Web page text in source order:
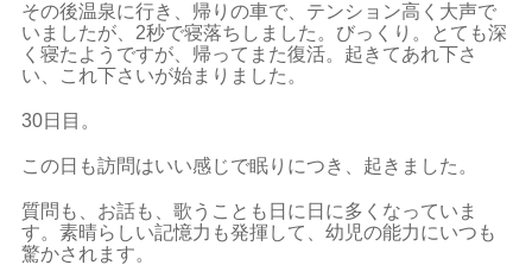
その後温泉に行き、帰りの車で、テンション高く大声で
いましたが、2秒で寝落ちしました。びっくり。とても深
く寝たようですが、帰ってまた復活。起きてあれ下さ
い、これ下さいが始まりました。
30日目。
この日も訪問はいい感じで眠りにつき、起きました。
質問も、お話も、歌うことも日に日に多くなっていま
す。素晴らしい記憶力も発揮して、幼児の能力にいつも
驚かされます。